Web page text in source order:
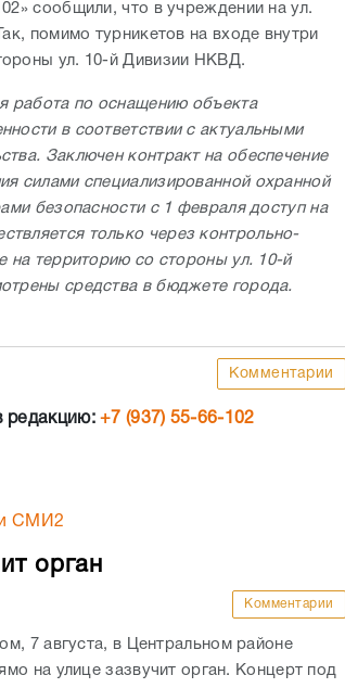
сообщили, что в учреждении на ул.
помимо турникетов на входе внутри
ул. 10-й Дивизии НКВД.
работа по оснащению объекта
в соответствии с актуальными
Заключен контракт на обеспечение
силами специализированной охранной
безопасности с 1 февраля доступ на
только через контрольно-
на территорию со стороны ул. 10-й
средства в бюджете города.
Комментарии
редакцию:+7 (937) 55-66-102
СМИ2
орган
Комментарии
7 августа, в Центральном районе
на улице зазвучит орган. Концерт под